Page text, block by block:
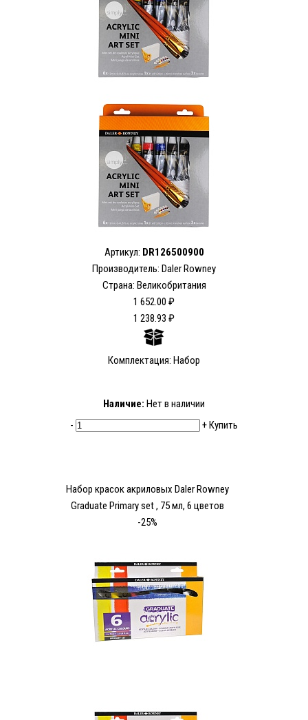
Артикул: DR126500900
Производитель: Daler Rowney
Страна: Великобритания
1 652.00 ₽
1 238.93 ₽
Комплектация: Набор
Наличие: Нет в наличии
-
+Купить
Набор красок акриловых Daler Rowney
Graduate Primary set , 75 мл, 6 цветов
-25%